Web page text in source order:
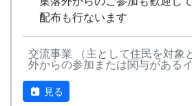
里山の自然と暮らしを守ろうと
ナー制度というのがあります。
ある都会の若者が、棚田で田植
に管理してもらい、収穫を楽し
姿を想像して詩を書きました。
15
⽔と太陽の国で
16
収穫の秋に
⽉
17
棚⽥のステージへ
-
グリーンマウンテン
ボーイズ
あ
は
配布も行ないます
交流事業 （主として住民を対象
外からの参加または関与があるイ
見る